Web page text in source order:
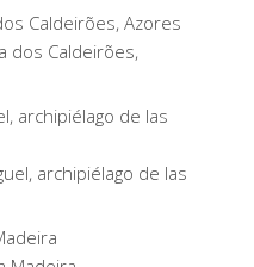
Caldeirões, Azores
archipiélago de las